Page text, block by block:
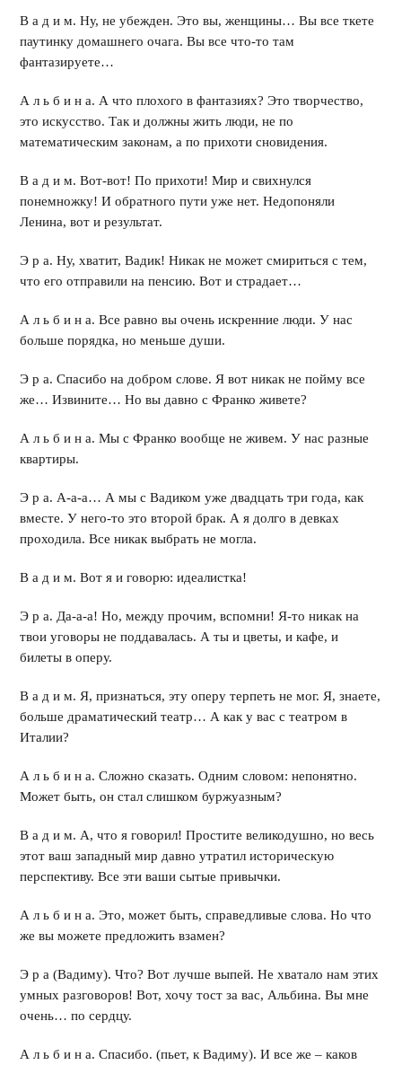
В а д и м. Ну, не убежден. Это вы, женщины… Вы все ткете
паутинку домашнего очага. Вы все что-то там
фантазируете…
А л ь б и н а. А что плохого в фантазиях? Это творчество,
это искусство. Так и должны жить люди, не по
математическим законам, а по прихоти сновидения.
В а д и м. Вот-вот! По прихоти! Мир и свихнулся
понемножку! И обратного пути уже нет. Недопоняли
Ленина, вот и результат.
Э р а. Ну, хватит, Вадик! Никак не может смириться с тем,
что его отправили на пенсию. Вот и страдает…
А л ь б и н а. Все равно вы очень искренние люди. У нас
больше порядка, но меньше души.
Э р а. Спасибо на добром слове. Я вот никак не пойму все
же… Извините… Но вы давно с Франко живете?
А л ь б и н а. Мы с Франко вообще не живем. У нас разные
квартиры.
Э р а. А-а-а… А мы с Вадиком уже двадцать три года, как
вместе. У него-то это второй брак. А я долго в девках
проходила. Все никак выбрать не могла.
В а д и м. Вот я и говорю: идеалистка!
Э р а. Да-а-а! Но, между прочим, вспомни! Я-то никак на
твои уговоры не поддавалась. А ты и цветы, и кафе, и
билеты в оперу.
В а д и м. Я, признаться, эту оперу терпеть не мог. Я, знаете,
больше драматический театр… А как у вас с театром в
Италии?
А л ь б и н а. Сложно сказать. Одним словом: непонятно.
Может быть, он стал слишком буржуазным?
В а д и м. А, что я говорил! Простите великодушно, но весь
этот ваш западный мир давно утратил историческую
перспективу. Все эти ваши сытые привычки.
А л ь б и н а. Это, может быть, справедливые слова. Но что
же вы можете предложить взамен?
Э р а (Вадиму). Что? Вот лучше выпей. Не хватало нам этих
умных разговоров! Вот, хочу тост за вас, Альбина. Вы мне
очень… по сердцу.
А л ь б и н а. Спасибо. (пьет, к Вадиму). И все же – каков